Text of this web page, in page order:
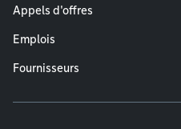
Appels d'offres
Emplois
Fournisseurs